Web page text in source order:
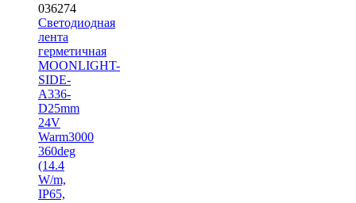
036274
Светодиодная
лента
герметичная
MOONLIGHT-
SIDE-
A336-
D25mm
24V
Warm3000
360deg
(14.4
W/m,
IP65,